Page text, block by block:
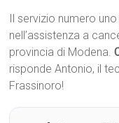
Il servizio numero
nell’assistenza a
provincia di Modena.
risponde Antonio, il
Frassinoro!